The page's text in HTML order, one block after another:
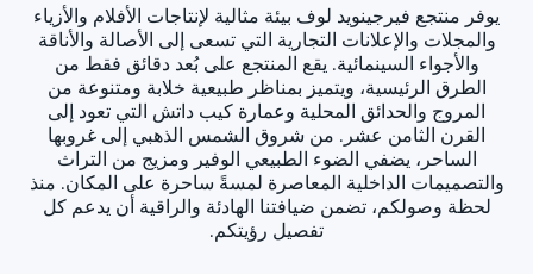
يوفر منتجع فيرجينويد لوف بيئة مثالية لإنتاجات الأفلام والأزياء
والمجلات والإعلانات التجارية التي تسعى إلى الأصالة والأناقة
والأجواء السينمائية. يقع المنتجع على بُعد دقائق فقط من
الطرق الرئيسية، ويتميز بمناظر طبيعية خلابة ومتنوعة من
المروج والحدائق المحلية وعمارة كيب داتش التي تعود إلى
القرن الثامن عشر. من شروق الشمس الذهبي إلى غروبها
الساحر، يضفي الضوء الطبيعي الوفير ومزيج من التراث
والتصميمات الداخلية المعاصرة لمسةً ساحرة على المكان. منذ
لحظة وصولكم، تضمن ضيافتنا الهادئة والراقية أن يدعم كل
تفصيل رؤيتكم.